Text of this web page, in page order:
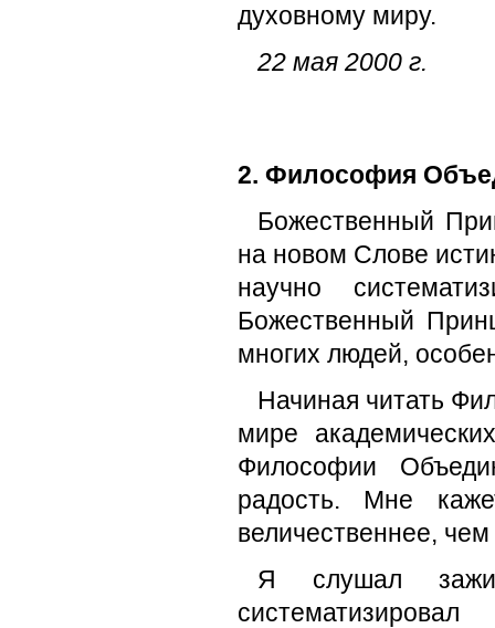
духовному миру.
22 мая 2000 г.
2. Философия
Божественный
на новом Слове
научно
Божественный
многих людей,
Начиная читать
мире
Философии
радость. Мне
величественнее, чем
Я слушал